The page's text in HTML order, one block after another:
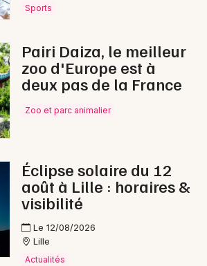
Hauts-de-France
Sports
Pairi Daiza, le meilleur
zoo d'Europe est à
deux pas de la France
Zoo et parc animalier
Éclipse solaire du 12
août à Lille : horaires &
visibilité
Le 12/08/2026
Lille
Actualités